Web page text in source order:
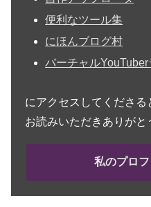
便利なツール集
にほんブログ村
バーチャル
にアクセスしてくださる
お読みいただきありがと
私のプロ